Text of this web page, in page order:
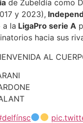
de Zubeldía como
y 2023),
a la LigaPro serie A
hacia sus
AL